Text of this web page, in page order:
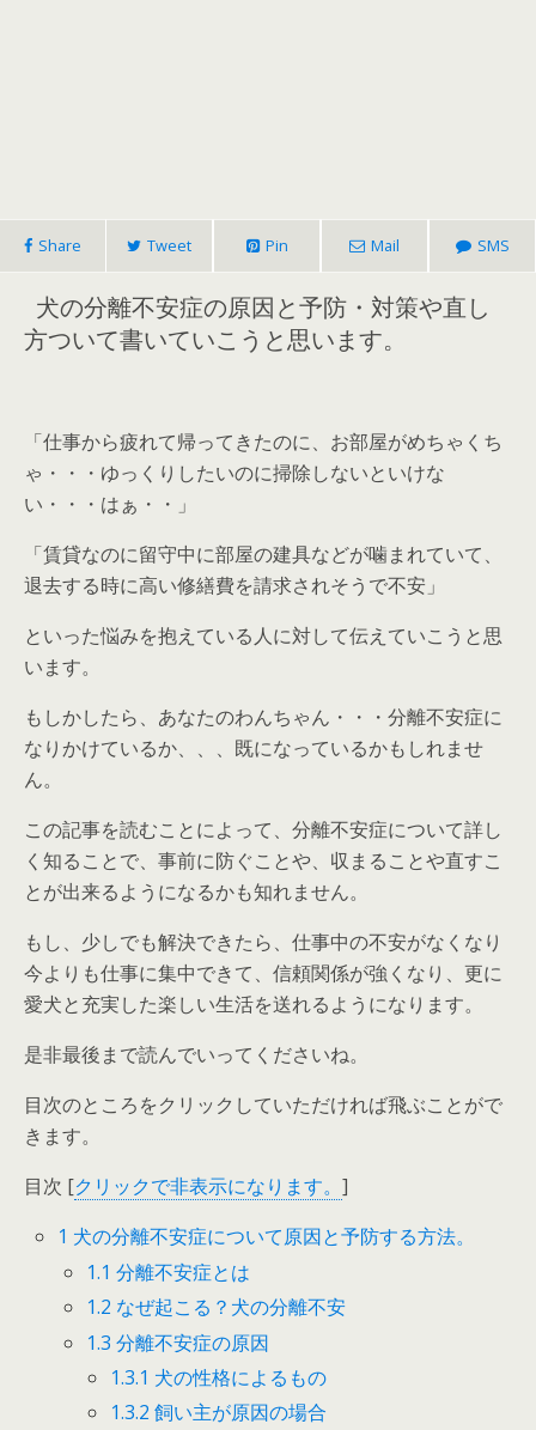
Share Tweet Pin Mail SMS
犬の分離不安症の原因と予防・対策や直し
方ついて書いていこうと思います。
「仕事から疲れて帰ってきたのに、お部屋がめちゃくち
ゃ・・・ゆっくりしたいのに掃除しないといけな
い・・・はぁ・・」
「賃貸なのに留守中に部屋の建具などが噛まれていて、
退去する時に高い修繕費を請求されそうで不安」
といった悩みを抱えている人に対して伝えていこうと思
います。
もしかしたら、あなたのわんちゃん・・・ 分離不安症に
なりかけているか、、、 既になっているかもしれませ
ん。
この記事を読むことによって、分離不安症について詳し
く知ることで、事前に防ぐことや、収まることや直すこ
とが出来るようになるかも知れません。
もし、少しでも解決できたら、仕事中の不安がなくなり
今よりも仕事に集中できて、信頼関係が強くなり、更に
愛犬と充実した楽しい生活を送れるようになります。
是非最後まで読んでいってくださいね。
目次のところをクリックしていただければ飛ぶことがで
きます。
目次 [クリックで非表示になります。 ]
1 犬の分離不安症について原因と予防する方法。
1.1 分離不安症とは
1.2 なぜ起こる？犬の分離不安
1.3 分離不安症の原因
1.3.1 犬の性格によるもの
1.3.2 飼い主が原因の場合